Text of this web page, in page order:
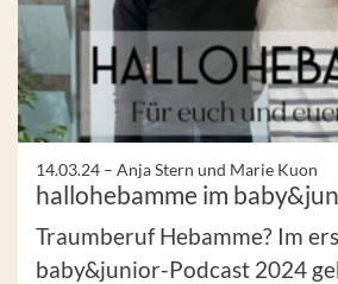
14.03.24 – Anja Stern und Marie Kuon
hallohebamme im
Traumberuf Hebamme? Im
baby&junior-Podcast 2024